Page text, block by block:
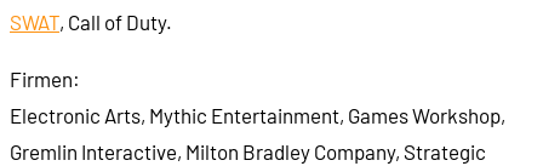
SWAT, Call of Duty.
Firmen:
Electronic Arts, Mythic Entertainment, Games Workshop,
Gremlin Interactive, Milton Bradley Company, Strategic